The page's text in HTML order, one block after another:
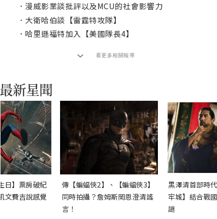
． 漫威影業談批評以及MCU的社會影響力
． 大衛哈伯談【雷霆特攻隊】
． 哈里遜福特加入【美國隊長4】
看更多相關報導
日】票房破紀
文費吉說感覺
傳【蝙蝠俠2】、【蝙蝠俠3】
同時拍攝？詹姆斯岡恩澄清謠
言！
黑澤清首部時
牢城】結合戰
謎